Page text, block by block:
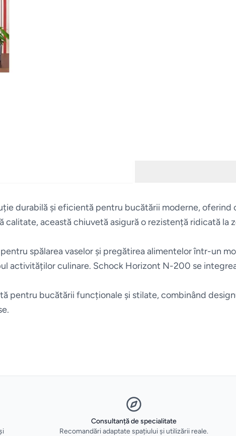
durabilă și eficientă pentru bucătării moderne,
această chiuvetă asigură o rezistență ridicată
spălarea vaselor și pregătirea alimentelor într-un
activităților culinare. Schock Horizont N-200 se
pentru bucătării funcționale și stilate, combinând
Consultanță de specialitate
Recomandări adaptate spațiului și utilizării reale.